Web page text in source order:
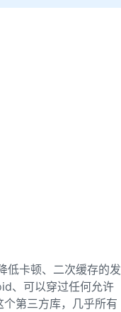
低卡顿、二次缓存的发
、可以穿过任何允许
第三方库，几乎所有